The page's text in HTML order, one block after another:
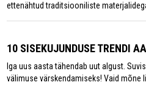
ettenähtud traditsiooniliste
10 SISEKUJUNDUSE TRENDI
Iga uus aasta tähendab uut algust.
välimuse värskendamiseks! Vaid mõne